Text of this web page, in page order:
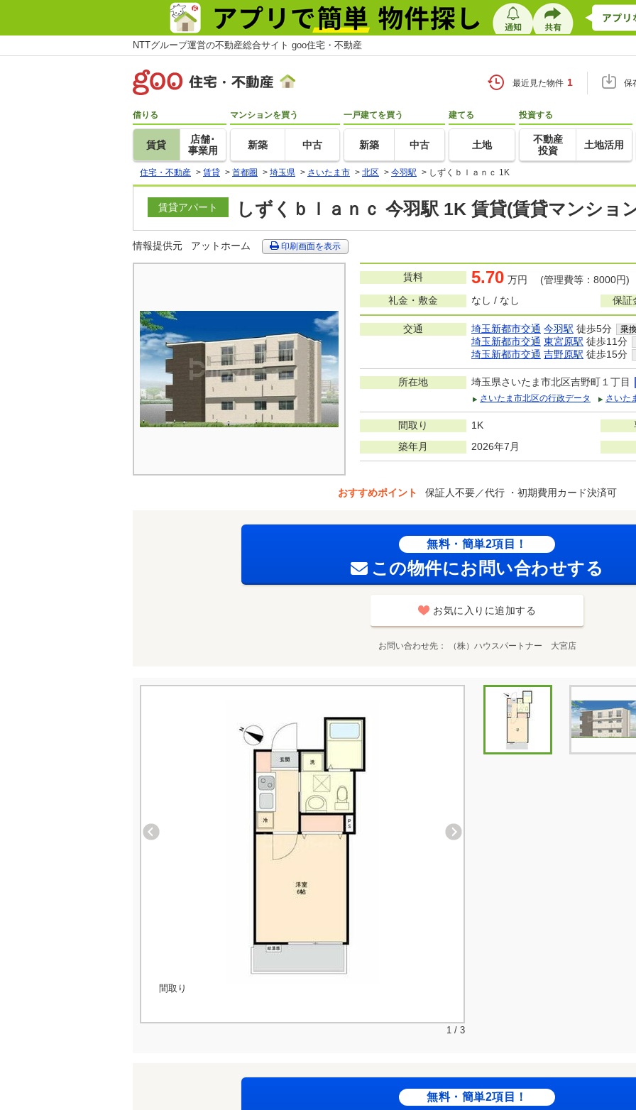
NTTグループ運営の不動産総合サイト goo住宅・不動産
最近見た物件 1 保
借りる
賃貸
店舗･
事業用
マンションを買う
新築 中古
一戸建てを買う
新築 中古
建てる
土地
投資する
不動産
投資
土地活用
住宅・不動産 > 賃貸 > 首都圏 > 埼玉県 > さいたま市 > 北区 > 今羽駅 > しずくｂｌａｎｃ 1K
賃貸アパート しずくｂｌａｎｃ 今羽駅 1K 賃貸(賃貸マンショ
情報提供元 アットホーム 印刷画面を表示
賃料 5.70 万円 (管理費等：8000円)
礼金・敷金
なし / なし 保証
交通 埼玉新都市交通 今羽駅 徒歩5分 乗
埼玉新都市交通 東宮原駅 徒歩11分
埼玉新都市交通 吉野原駅 徒歩15分
所在地 埼玉県さいたま市北区吉野町１丁目
さいたま市北区の行政データ さいた
間取り 1K
築年月
2026年7月
おすすめポイント 保証人不要／代行 ・初期費用カード決済可
無料・簡単2項目！
この物件にお問い合わせする
お気に入りに追加する
お問い合わせ先 （株）ハウスパートナー 大宮店
間取り
1 / 3
無料・簡単2項目！